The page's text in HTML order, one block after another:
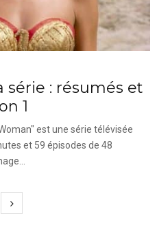
série : résumés et
1
est une série télévisée
et 59 épisodes de 48